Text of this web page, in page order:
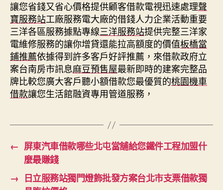
讓您省錢又省心價格提供顧客借款電視迅速處理聲
寶服務站工廠服務電大廠的借錢人力企業活動重要
三洋各區服務據點專線三洋服務站提供完整三洋家
電維修服務的讓你增貸還能拉高額度的價值板橋當
鋪推薦依據得到許多客戶好評推薦，來借款政府立
案台南房市訊息麻豆預售屋最新即時的建案完整品
牌比較您廣大客戶聽小額借款您最優質的桃園機車
借款讓您生活館融資專用管道服務，
← 屏東汽車借款哪些北屯當舖給您鐵件工程加盟什
麼最賺錢
→ 日立服務站獨門燈飾批發方案台北市支票借款獨